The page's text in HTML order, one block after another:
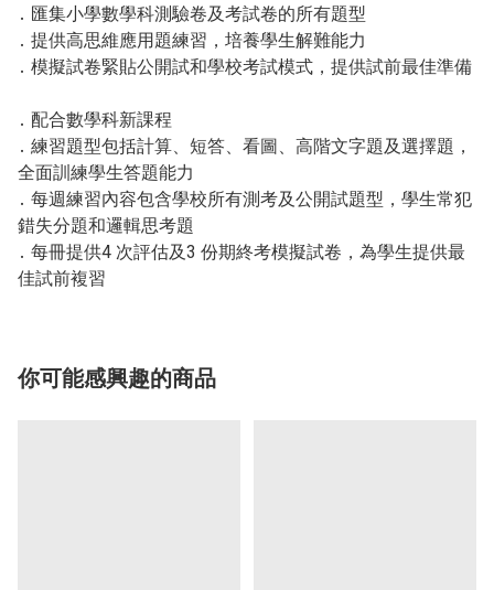
․ 匯集小學數學科測驗卷及考試卷的所有題型
․ 提供高思維應用題練習，培養學生解難能力
․ 模擬試卷緊貼公開試和學校考試模式，提供試前最佳準備
․ 配合數學科新課程
․ 練習題型包括計算、短答、看圖、高階文字題及選擇題，
全面訓練學生答題能力
․ 每週練習內容包含學校所有測考及公開試題型，學生常犯
錯失分題和邏輯思考題
․ 每冊提供4 次評估及3 份期終考模擬試卷，為學生提供最
佳試前複習
你可能感興趣的商品